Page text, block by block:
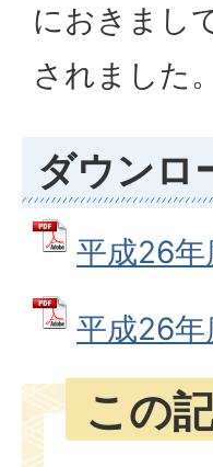
におきまし
されました。
ダウンロ
平成26
平成26
この